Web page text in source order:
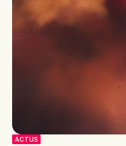
ACTUS